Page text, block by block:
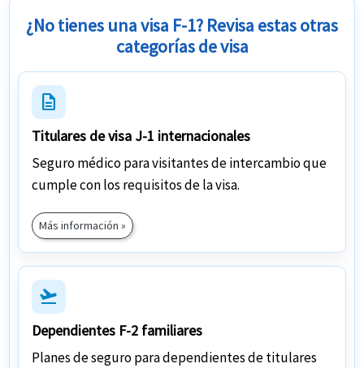
de la cobertura y números de contacto relevantes.
¿No tienes una visa F-1? Revisa estas otras
categorías de visa
description
Titulares de visa J-1 internacionales
Seguro médico para visitantes de intercambio que
cumple con los requisitos de la visa.
Más información »
flight_takeoff
Dependientes F-2 familiares
Planes de seguro para dependientes de titulares